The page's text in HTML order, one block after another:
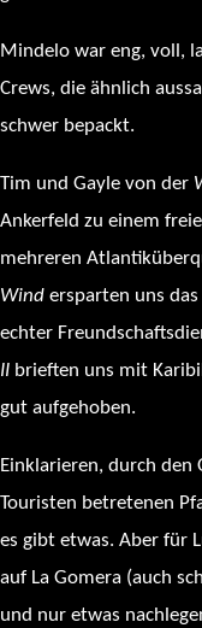
Mindelo war eng, voll,
Crews, die ähnlich
schwer bepackt.
Tim und Gayle von der
Ankerfeld zu einem
mehreren
Wind ersparten uns
echter
II brieften uns mit
gut aufgehoben.
Einklarieren, durch den
Touristen betretenen
es gibt etwas. Aber für
auf La Gomera (auch
und nur etwas